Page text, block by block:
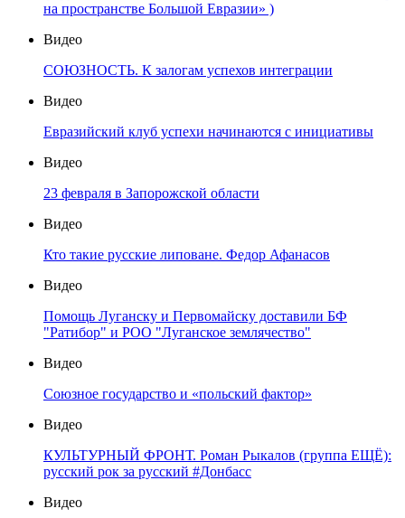
на пространстве Большой Евразии» )
Видео
СОЮЗНОСТЬ. К залогам успехов интеграции
Видео
Евразийский клуб успехи начинаются с инициативы
Видео
23 февраля в Запорожской области
Видео
Кто такие русские липоване. Федор Афанасов
Видео
Помощь Луганску и Первомайску доставили БФ
"Ратибор" и РОО "Луганское землячество"
Видео
Союзное государство и «польский фактор»
Видео
КУЛЬТУРНЫЙ ФРОНТ. Роман Рыкалов (группа ЕЩЁ):
русский рок за русский #Донбасс
Видео